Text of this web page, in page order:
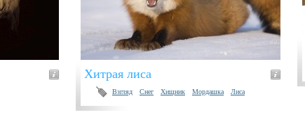
Хитрая лиса
Взгляд Снег Хищник Мордашка Лиса